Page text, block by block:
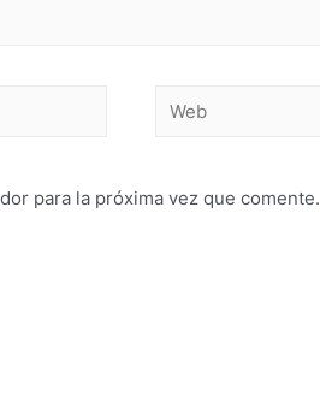
para la próxima vez que comente.